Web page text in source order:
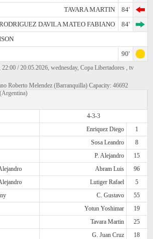
TAVARA MARTIN
84'
DAVILA MATEO FABIANO
84'
90'
/ 20.05.2026, wednesday, Copa Libertadores , tv
Roberto Melendez (Barranquilla) Capacity: 46692
4-3-3
Enriquez Diego
1
Sosa Leandro
8
P. Alejandro
15
Abram Luis
96
Lutiger Rafael
5
C. Gustavo
55
Yotun Yoshimar
19
Tavara Martin
25
G. Juan Cruz
18